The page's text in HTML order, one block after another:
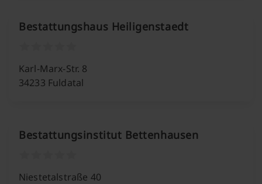
Bestattungshaus Heiligenstaedt
Karl-Marx-Str. 8
34233 Fuldatal
Bestattungsinstitut Bettenhausen
Niestetalstraße 40